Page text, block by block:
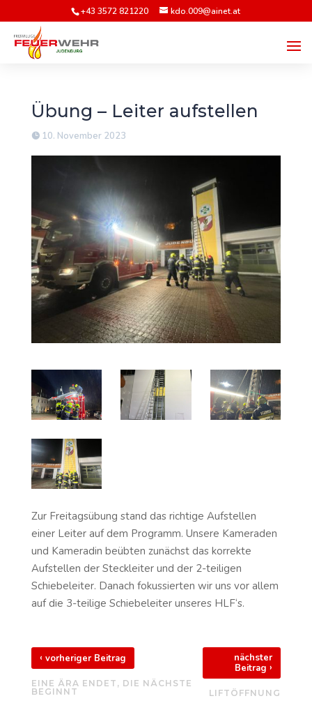
+43 3572 821220 kdo.009@ainet.at
Übung – Leiter aufstellen
10. November 2023
Zur Freitagsübung stand das richtige Aufstellen
einer Leiter auf dem Programm. Unsere Kameraden
und Kameradin beübten zunächst das korrekte
Aufstellen der Steckleiter und der 2-teiligen
Schiebeleiter. Danach fokussierten wir uns vor allem
auf die 3-teilige Schiebeleiter unseres HLF‘s.
‹ vorheriger Beitrag
EINE ÄRA ENDET, DIE NÄCHSTE
BEGINNT
nächster
Beitrag›
LIFTÖFFNUNG